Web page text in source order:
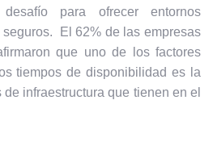
para ofrecer entornos
El 62% de las empresas
que uno de los factores
tiempos de disponibilidad es la
infraestructura que tienen en el